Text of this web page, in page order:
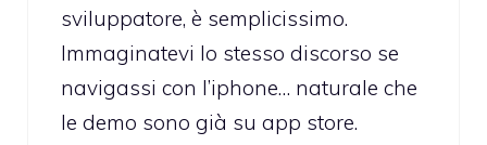
sviluppatore, è semplicissimo.
Immaginatevi lo stesso discorso se
navigassi con l’iphone… naturale che
le demo sono già su app store.